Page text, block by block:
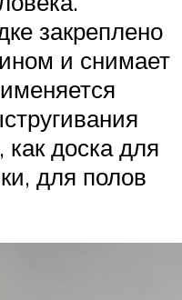
закреплено
и снимает
как доска для
для полов